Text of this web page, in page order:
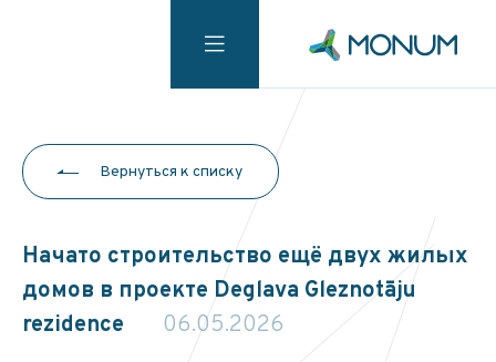
Вернуться к списку
Начато строительство ещё двух жилых
домов в проекте Deglava Gleznotāju
rezidence
06.05.2026